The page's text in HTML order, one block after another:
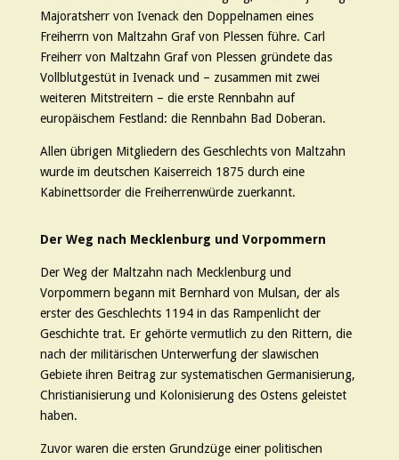
Majoratsherr von Ivenack den Doppelnamen eines
Freiherrn von Maltzahn Graf von Plessen führe. Carl
Freiherr von Maltzahn Graf von Plessen gründete das
Vollblutgestüt in Ivenack und – zusammen mit zwei
weiteren Mitstreitern – die erste Rennbahn auf
europäischem Festland: die Rennbahn Bad Doberan.
Allen übrigen Mitgliedern des Geschlechts von Maltzahn
wurde im deutschen Kaiserreich 1875 durch eine
Kabinettsorder die Freiherrenwürde zuerkannt.
Der Weg nach Mecklenburg und Vorpommern
Der Weg der Maltzahn nach Mecklenburg und
Vorpommern begann mit Bernhard von Mulsan, der als
erster des Geschlechts 1194 in das Rampenlicht der
Geschichte trat. Er gehörte vermutlich zu den Rittern, die
nach der militärischen Unterwerfung der slawischen
Gebiete ihren Beitrag zur systematischen Germanisierung,
Christianisierung und Kolonisierung des Ostens geleistet
haben.
Zuvor waren die ersten Grundzüge einer politischen